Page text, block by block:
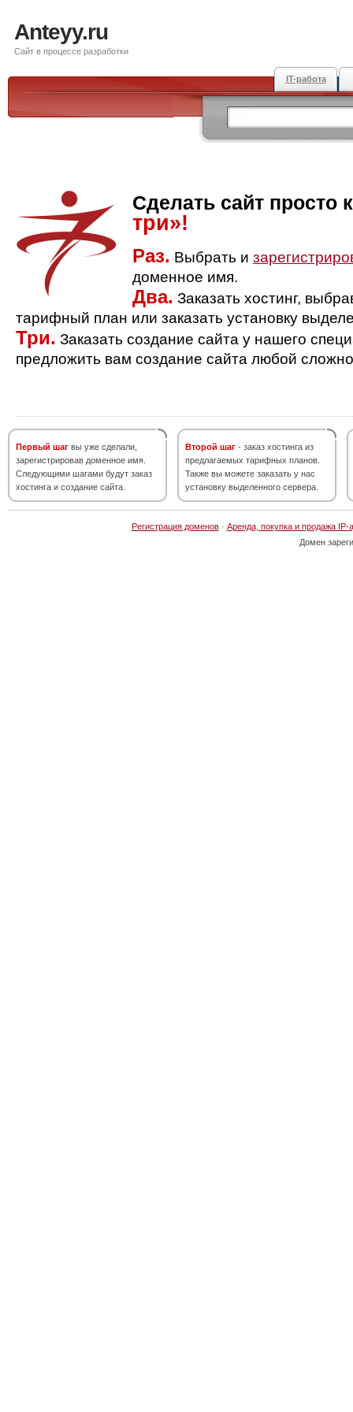
Anteyy.ru
Сайт в процессе разработки
IT-работа
Сделать сайт просто
три»!
Раз. Выбрать и
доменное имя.
Два. Заказать хостинг,
тарифный план или заказать установку
Три. Заказать создание сайта у нашего
предложить вам создание сайта любой
Первый шаг вы уже сделали,
зарегистрировав доменное имя.
Следующими шагами будут заказ
хостинга и создание сайта.
Второй шаг - заказ хостинга из
предлагаемых тарифных планов.
Также вы можете заказать у нас
установку выделенного сервера.
Регистрация доменов· Аренда, покупка и продажа IP-
Домен